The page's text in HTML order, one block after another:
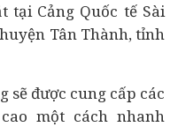
tại Cảng Quốc tế Sài
Tân Thành, tỉnh
sẽ được cung cấp các
một cách nhanh